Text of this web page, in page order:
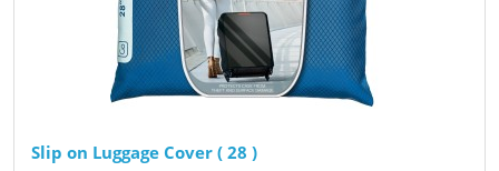
Slip on Luggage Cover ( 28 )